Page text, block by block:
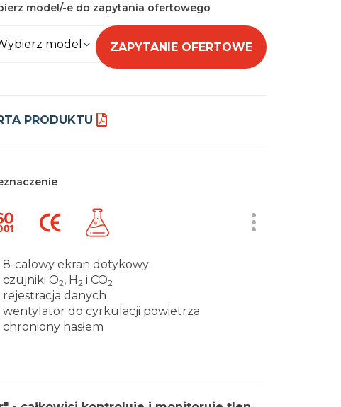
model/-e do zapytania ofertowego
model ZAPYTANIE OFERTOWE
PRODUKTU
8-calowy ekran dotykowy
czujniki O2, H2 i CO2
rejestracja danych
wentylator do cyrkulacji powietrza
chroniony hasłem